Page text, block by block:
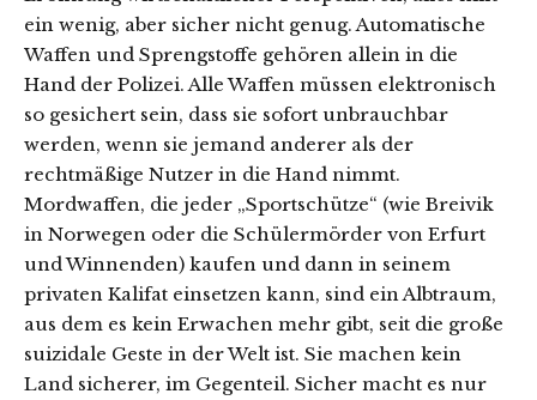
ein wenig, aber sicher nicht genug. Automatische
Waffen und Sprengstoffe gehören allein in die
Hand der Polizei. Alle Waffen müssen elektronisch
so gesichert sein, dass sie sofort unbrauchbar
werden, wenn sie jemand anderer als der
rechtmäßige Nutzer in die Hand nimmt.
Mordwaffen, die jeder „Sportschütze“ (wie Breivik
in Norwegen oder die Schülermörder von Erfurt
und Winnenden) kaufen und dann in seinem
privaten Kalifat einsetzen kann, sind ein Albtraum,
aus dem es kein Erwachen mehr gibt, seit die große
suizidale Geste in der Welt ist. Sie machen kein
Land sicherer, im Gegenteil. Sicher macht es nur